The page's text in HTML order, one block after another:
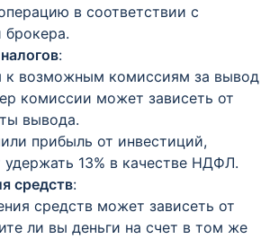
в соответствии с
брокера.
:
к возможным комиссиям за вывод
комиссии может зависеть от
вывода.
прибыль от инвестиций,
13% в качестве НДФЛ.
средств:
средств может зависеть от
ли вы деньги на счет в том же